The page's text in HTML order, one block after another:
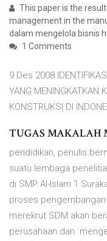
This paper is the
management in the
dalam mengelola bisnis
1 Comments
9 Des 2008
YANG MENINGKATKAN
KONSTRUKSI DI
TUGAS MAKALAH
pendidikan, penulis
suatu lembaga
di SMP Al-Islam 1
proses pengembangan
merekrut SDM akan
perusahaan dan